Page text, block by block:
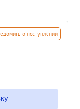
о поступлении